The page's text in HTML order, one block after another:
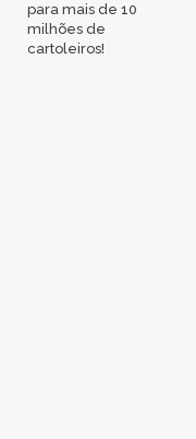
para mais de 10
milhões de
cartoleiros!